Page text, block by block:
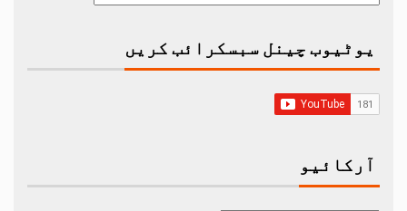
یوٹیوب چینل سبسکرائب کریں
آرکائیو